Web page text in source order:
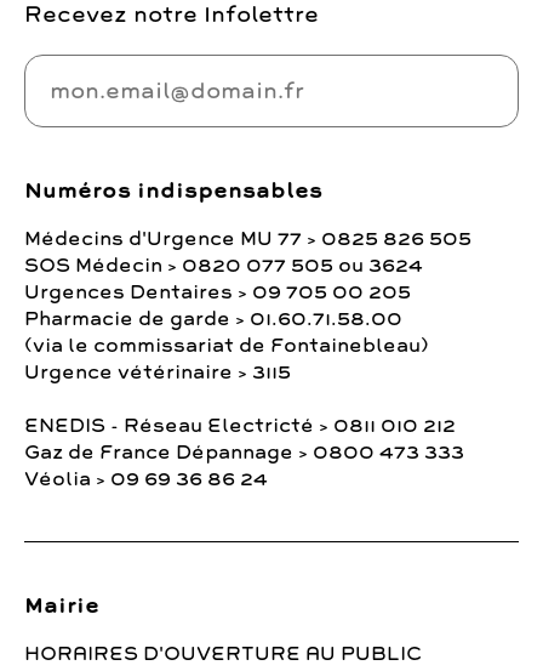
Recevez notre Infolettre
Numéros indispensables
Médecins d'Urgence MU 77 > 0825 826 505
SOS Médecin > 0820 077 505 ou 3624
Urgences Dentaires > 09 705 00 205
Pharmacie de garde > 01.60.71.58.00
(via le commissariat de Fontainebleau)
Urgence vétérinaire > 3115
ENEDIS - Réseau Electricté > 0811 010 212
Gaz de France Dépannage > 0800 473 333
Véolia > 09 69 36 86 24
Mairie
HORAIRES D'OUVERTURE AU PUBLIC